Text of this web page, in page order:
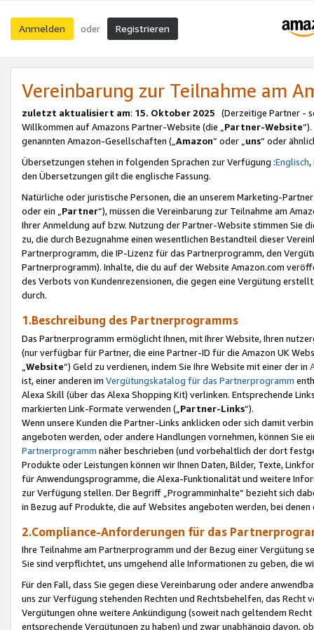
Anmelden oder Registrieren
Vereinbarung zur Teilnahme am
zuletzt aktualisiert am: 15. Oktober 2025 (Derzeitige Partner -
Willkommen auf Amazons Partner-Website (die „Partner-Website
genannten Amazon-Gesellschaften („Amazon“ oder „uns“ oder
Übersetzungen stehen in folgenden Sprachen zur Verfügung :Englisch,
den Übersetzungen gilt die englische Fassung.
Natürliche oder juristische Personen, die an unserem Marketing-
oder ein „Partner“), müssen die Vereinbarung zur Teilnahme am
Ihrer Anmeldung auf bzw. Nutzung der Partner-Website stimmen Sie
zu, die durch Bezugnahme einen wesentlichen Bestandteil dieser
Partnerprogramm, die IP-Lizenz für das Partnerprogramm, den
Partnerprogramm). Inhalte, die du auf der Website Amazon.com
des Verbots von Kundenrezensionen, die gegen eine Vergütung
durch.
1.Beschreibung des Partnerprogramms
Das Partnerprogramm ermöglicht Ihnen, mit Ihrer Website, Ihren
(nur verfügbar für Partner, die eine Partner-ID für die Amazon UK
Website“) Geld zu verdienen, indem Sie Ihre Website mit einer der in
ist, einer anderen im Vergütungskatalog für das Partnerprogramm
Alexa Skill (über das Alexa Shopping Kit) verlinken. Entsprechende
markierten Link-Formate verwenden („ Partner-Links“).
Wenn unsere Kunden die Partner-Links anklicken oder sich damit
angeboten werden, oder andere Handlungen vornehmen, können Sie
Partnerprogramm näher beschrieben (und vorbehaltlich der dort
Produkte oder Leistungen können wir Ihnen Daten, Bilder, Texte,
für Anwendungsprogramme, die Alexa-Funktionalität und weitere
zur Verfügung stellen. Der Begriff „Programminhalte“ bezieht sich
in Bezug auf Produkte, die auf Websites angeboten werden, bei
2.Compliance-Anforderungen für das
Ihre Teilnahme am Partnerprogramm und der Bezug einer Vergütung
Sie sind verpflichtet, uns umgehend alle Informationen zu geben, die
Für den Fall, dass Sie gegen diese Vereinbarung oder andere
uns zur Verfügung stehenden Rechten und Rechtsbehelfen, das
Vergütungen ohne weitere Ankündigung (soweit nach geltendem
entsprechende Vergütungen zu haben) und zwar unabhängig davon,